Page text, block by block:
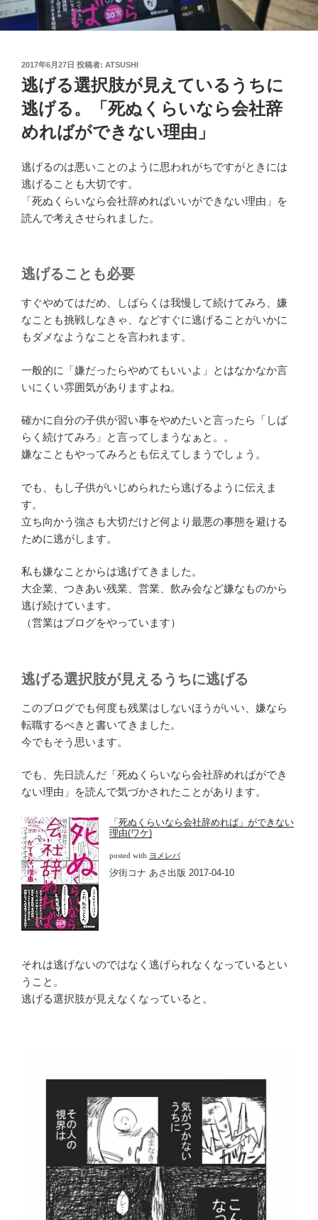
投
稿
日:
2017年6月27日 投稿者: ATSUSHI
逃げる選択肢が見えているうちに
逃げる。「死ぬくらいなら会社辞
めればができない理由」
逃げるのは悪いことのように思われがちですがときには
逃げることも大切です。
「死ぬくらいなら会社辞めればいいができない理由」を
読んで考えさせられました。
逃げることも必要
すぐやめてはだめ、しばらくは我慢して続けてみろ、嫌
なことも挑戦しなきゃ、などすぐに逃げることがいかに
もダメなようなことを言われます。
一般的に「嫌だったらやめてもいいよ」とはなかなか言
いにくい雰囲気がありますよね。
確かに自分の子供が習い事をやめたいと言ったら「しば
らく続けてみろ」と言ってしまうなぁと。。
嫌なこともやってみろとも伝えてしまうでしょう。
でも、もし子供がいじめられたら逃げるように伝えま
す。
立ち向かう強さも大切だけど何より最悪の事態を避ける
ために逃がします。
私も嫌なことからは逃げてきました。
大企業、つきあい残業、営業、飲み会など嫌なものから
逃げ続けています。
（営業はブログをやっています）
逃げる選択肢が見えるうちに逃げる
このブログでも何度も残業はしないほうがいい、嫌なら
転職するべきと書いてきました。
今でもそう思います。
でも、先日読んだ「死ぬくらいなら会社辞めればができ
ない理由」を読んで気づかされたことがあります。
「死ぬくらいなら会社辞めれば」ができない
理由(ワケ)
posted with ヨメレバ
汐街コナ あさ出版 2017-04-10
それは逃げないのではなく逃げられなくなっているとい
うこと。
逃げる選択肢が見えなくなっていると。